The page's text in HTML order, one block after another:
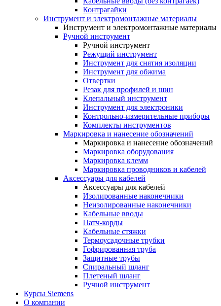
Контрагайки
Инструмент и электромонтажные материалы
Инструмент и электромонтажные материалы
Ручной инструмент
Ручной инструмент
Режущий инструмент
Инструмент для снятия изоляции
Инструмент для обжима
Отвертки
Резак для профилей и шин
Клепальный инструмент
Инструмент для электроники
Контрольно-измерительные приборы
Комплекты инструментов
Маркировка и нанесение обозначений
Маркировка и нанесение обозначений
Маркировка оборудования
Маркировка клемм
Маркировка проводников и кабелей
Аксессуары для кабелей
Аксессуары для кабелей
Изолированные наконечники
Неизолированные наконечники
Кабельные вводы
Патч-корды
Кабельные стяжки
Термоусадочные трубки
Гофрированная труба
Защитные трубы
Спиральный шланг
Плетеный шланг
Ручной инструмент
Курсы Siemens
О компании